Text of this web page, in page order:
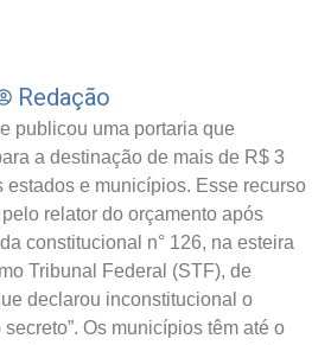
Redação
publicou uma portaria que
a destinação de mais de R$ 3
estados e municípios. Esse recurso
relator do orçamento após
constitucional n° 126, na esteira
Tribunal Federal (STF), de
declarou inconstitucional o
Os municípios têm até o